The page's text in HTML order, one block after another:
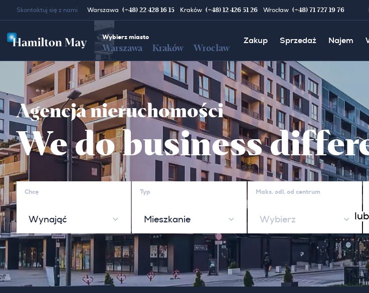
Skontaktuj się z nami Warszawa (+48) 22 428 16 15 Kraków (+48) 12 426 51 26 Wrocław (+48) 71 727 19 76
Wybierz miasto
Warszawa Kraków Wrocław
Zakup Sprzedaż Najem
Agencja nieruchomości
We do business
Chcę
Wynająć
Typ
Mieszkanie
Maks. odl. od centrum
Wybierz lub